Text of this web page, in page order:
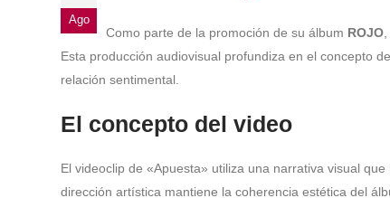
Ago
Como parte de la promoción de su álbum ROJO
Esta producción audiovisual profundiza en el concepto
relación sentimental.
El concepto del video
El videoclip de «Apuesta» utiliza una narrativa visual
dirección artística mantiene la coherencia estética del